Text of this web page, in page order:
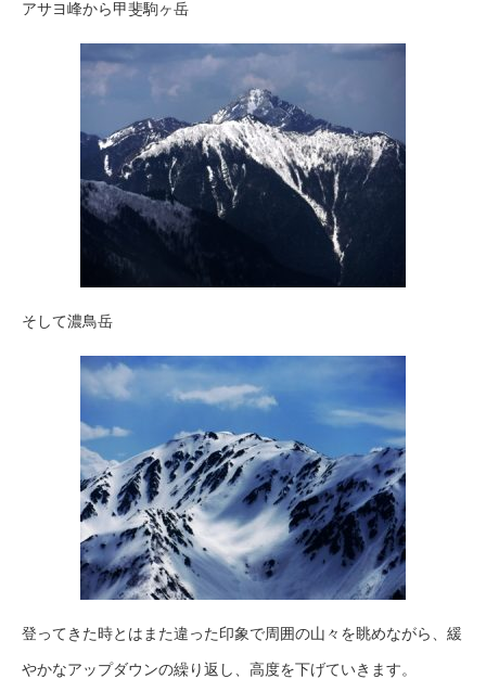
アサヨ峰から甲斐駒ヶ岳
そして濃鳥岳
登ってきた時とはまた違った印象で周囲の山々を眺めながら、緩
やかなアップダウンの繰り返し、高度を下げていきます。